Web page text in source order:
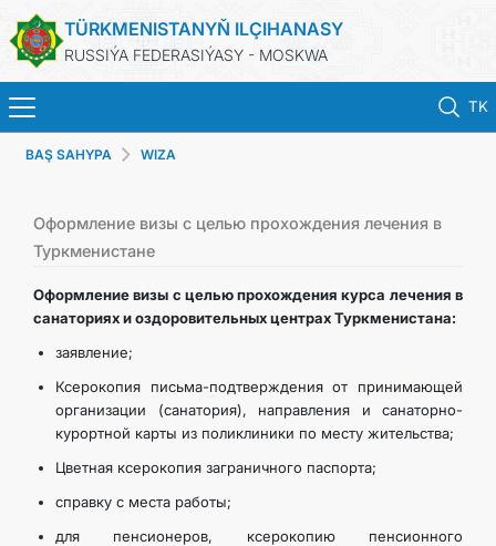
TÜRKMENISTANYŇ ILÇIHANASY
RUSSIÝA FEDERASIÝASY - MOSKWA
TK
HABARLAR
WIZA
ARAGATNAŞYK
BAŞ SAHYPA WIZA
Оформление визы с целью прохождения лечения в
Туркменистане
Оформление визы с целью прохождения курса лечения в
санаториях и оздоровительных центрах Туркменистана:
заявление;
Ксерокопия письма-подтверждения от принимающей
организации (санатория), направления и санаторно-
курортной карты из поликлиники по месту жительства;
Цветная ксерокопия заграничного паспорта;
справку с места работы;
для пенсионеров, ксерокопию пенсионного